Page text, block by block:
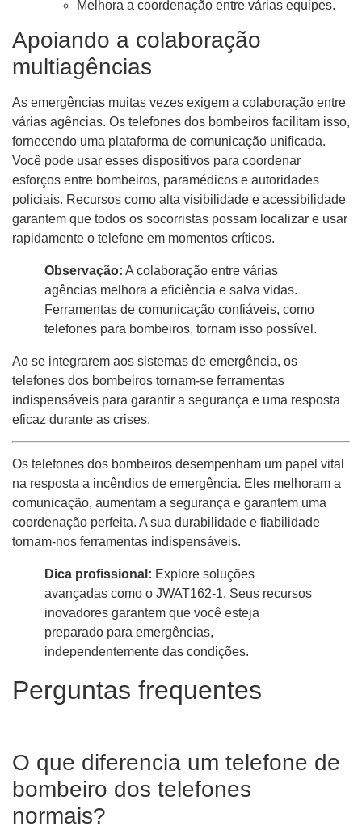
Melhora a coordenação entre várias equipes.
Apoiando a colaboração
multiagências
As emergências muitas vezes exigem a colaboração entre
várias agências. Os telefones dos bombeiros facilitam isso,
fornecendo uma plataforma de comunicação unificada.
Você pode usar esses dispositivos para coordenar
esforços entre bombeiros, paramédicos e autoridades
policiais. Recursos como alta visibilidade e acessibilidade
garantem que todos os socorristas possam localizar e usar
rapidamente o telefone em momentos críticos.
Observação: A colaboração entre várias
agências melhora a eficiência e salva vidas.
Ferramentas de comunicação confiáveis, como
telefones para bombeiros, tornam isso possível.
Ao se integrarem aos sistemas de emergência, os
telefones dos bombeiros tornam-se ferramentas
indispensáveis ​​para garantir a segurança e uma resposta
eficaz durante as crises.
Os telefones dos bombeiros desempenham um papel vital
na resposta a incêndios de emergência. Eles melhoram a
comunicação, aumentam a segurança e garantem uma
coordenação perfeita. A sua durabilidade e fiabilidade
tornam-nos ferramentas indispensáveis.
Dica profissional: Explore soluções
avançadas como o JWAT162-1. Seus recursos
inovadores garantem que você esteja
preparado para emergências,
independentemente das condições.
Perguntas frequentes
O que diferencia um telefone de
bombeiro dos telefones
normais?